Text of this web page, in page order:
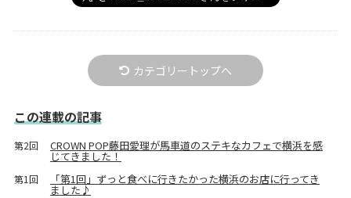
カテゴリートップへ
この連載の記事
第2回 CROWN POP藤田愛理が馬車道のステキなカフェで横浜を感
じてきました！
第1回 「第1回」ずっと食べに行きたかった横浜のお店に行ってき
ました♪